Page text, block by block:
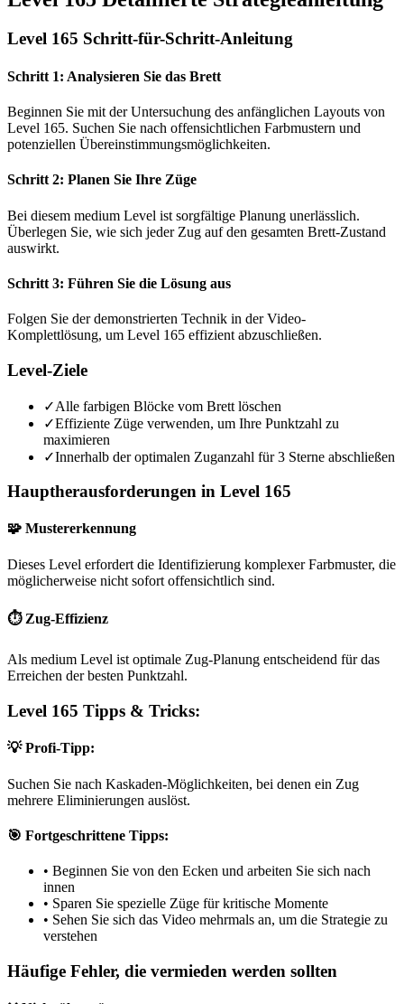
Level 165 Schritt-für-Schritt-Anleitung
Schritt 1: Analysieren Sie das Brett
Beginnen Sie mit der Untersuchung des anfänglichen Layouts von
Level 165. Suchen Sie nach offensichtlichen Farbmustern und
potenziellen Übereinstimmungsmöglichkeiten.
Schritt 2: Planen Sie Ihre Züge
Bei diesem medium Level ist sorgfältige Planung unerlässlich.
Überlegen Sie, wie sich jeder Zug auf den gesamten Brett-Zustand
auswirkt.
Schritt 3: Führen Sie die Lösung aus
Folgen Sie der demonstrierten Technik in der Video-
Komplettlösung, um Level 165 effizient abzuschließen.
Level-Ziele
✓Alle farbigen Blöcke vom Brett löschen
✓Effiziente Züge verwenden, um Ihre Punktzahl zu
maximieren
✓Innerhalb der optimalen Zuganzahl für 3 Sterne abschließen
Hauptherausforderungen in Level 165
🧩 Mustererkennung
Dieses Level erfordert die Identifizierung komplexer Farbmuster, die
möglicherweise nicht sofort offensichtlich sind.
⏱️ Zug-Effizienz
Als medium Level ist optimale Zug-Planung entscheidend für das
Erreichen der besten Punktzahl.
Level 165 Tipps & Tricks:
💡 Profi-Tipp:
Suchen Sie nach Kaskaden-Möglichkeiten, bei denen ein Zug
mehrere Eliminierungen auslöst.
🎯 Fortgeschrittene Tipps:
• Beginnen Sie von den Ecken und arbeiten Sie sich nach
innen
• Sparen Sie spezielle Züge für kritische Momente
• Sehen Sie sich das Video mehrmals an, um die Strategie zu
verstehen
Häufige Fehler, die vermieden werden sollten